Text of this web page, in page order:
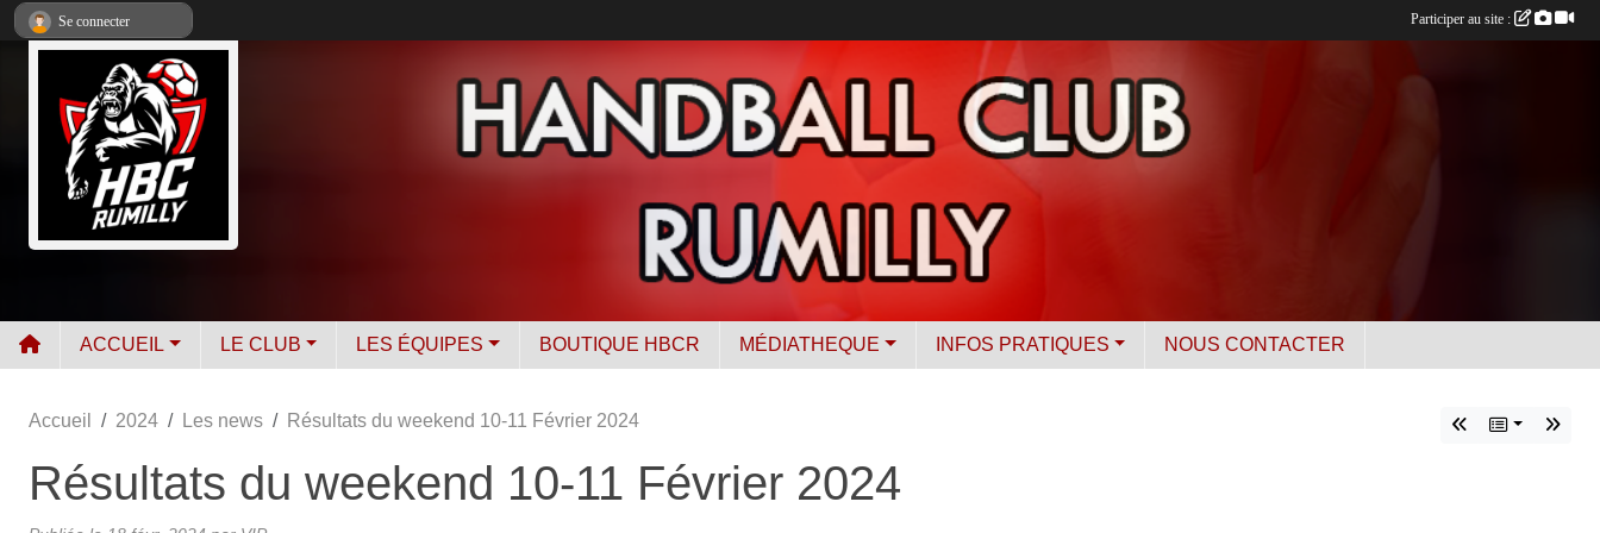
ACCUEIL LE CLUB LES ÉQUIPES BOUTIQUE HBCR MÉDIATHEQUE INFOS PRATIQUES NOUS CONTACTER
Accueil 2024 Les news Résultats du weekend 10-11 Février 2024
Résultats du weekend 10-11 Février 2024
Se connecter Participer au site :
Panneau de gestion des cookies